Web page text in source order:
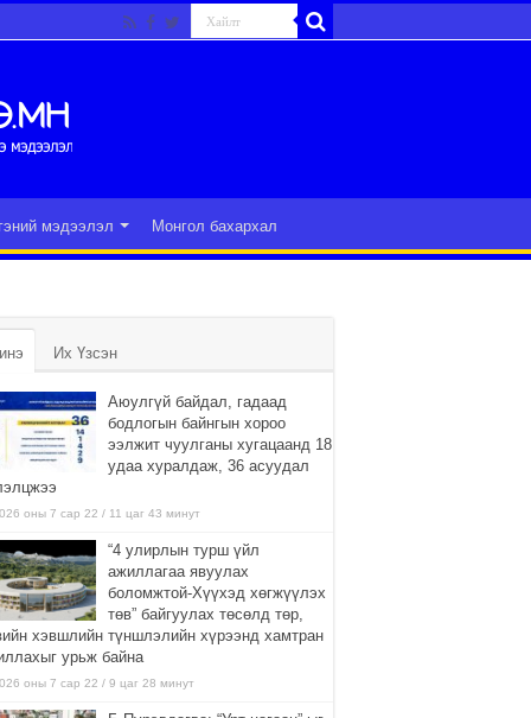
мэдээлэл Монгол бахархал
Их Үзсэн
Аюулгүй байдал, гадаад
бодлогын байнгын хороо
ээлжит чуулганы хугацаанд 18
удаа хуралдаж, 36 асуудал
оны 7 сар 22 / 11 цаг 43 минут
“4 улирлын турш үйл
ажиллагаа явуулах
боломжтой-Хүүхэд хөгжүүлэх
төв” байгуулах төсөлд төр,
хэвшлийн түншлэлийн хүрээнд хамтран
урьж байна
оны 7 сар 22 / 9 цаг 28 минут